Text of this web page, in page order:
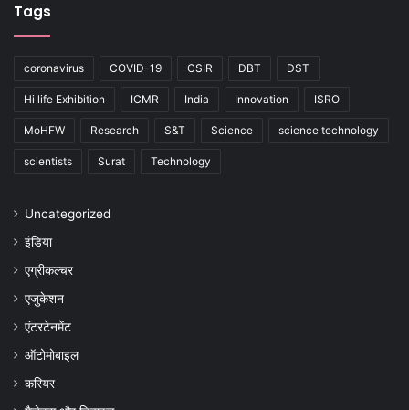
Tags
coronavirus COVID-19 CSIR DBT DST
Hi life Exhibition ICMR India Innovation ISRO
MoHFW Research S&T Science science technology
scientists Surat Technology
Uncategorized
इंडिया
एग्रीकल्चर
एजुकेशन
एंटरटेनमेंट
ऑटोमोबाइल
करियर